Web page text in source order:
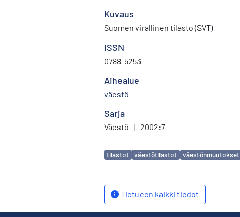
Kuvaus
Suomen virallinen tilasto (SVT)
ISSN
0788-5253
Aihealue
väestö
Sarja
Väestö | 2002:7
Avainsanat
tilastot väestötilastot väestönmuutokset
Tietueen kaikki tiedot